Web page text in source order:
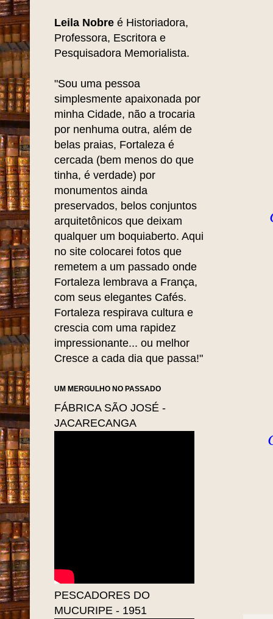
Leila Nobre é Historiadora,
Professora, Escritora e
Pesquisadora Memorialista.
"Sou uma pessoa
simplesmente apaixonada por
minha Cidade, não a trocaria
por nenhuma outra, além de
belas praias, Fortaleza é
cercada (bem menos do que
tinha, é verdade) por
monumentos ainda
preservados, belos conjuntos
arquitetônicos que deixam
qualquer um boquiaberto. Aqui
no site colocarei fotos que
remetem a um passado onde
Fortaleza lembrava a França,
com seus elegantes Cafés.
Fortaleza respirava cultura e
crescia com uma rapidez
impressionante... ou melhor
Cresce a cada dia que passa!"
UM MERGULHO NO PASSADO
FÁBRICA SÃO JOSÉ -
JACARECANGA
PESCADORES DO
MUCURIPE - 1951